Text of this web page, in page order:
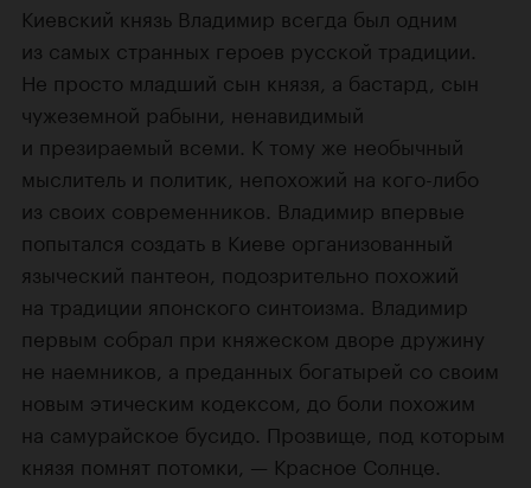
Киевский князь Владимир всегда был одним
из самых странных героев русской традиции.
Не просто младший сын князя, а бастард, сын
чужеземной рабыни, ненавидимый
и презираемый всеми. К тому же необычный
мыслитель и политик, непохожий на кого-либо
из своих современников. Владимир впервые
попытался создать в Киеве организованный
языческий пантеон, подозрительно похожий
на традиции японского синтоизма. Владимир
первым собрал при княжеском дворе дружину
не наемников, а преданных богатырей со своим
новым этическим кодексом, до боли похожим
на самурайское бусидо. Прозвище, под которым
князя помнят потомки, — Красное Солнце.